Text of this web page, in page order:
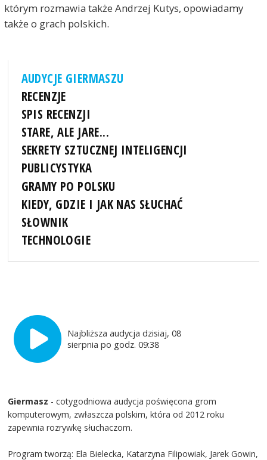
którym rozmawia także Andrzej Kutys, opowiadamy
także o grach polskich.
AUDYCJE GIERMASZU
RECENZJE
SPIS RECENZJI
STARE, ALE JARE...
SEKRETY SZTUCZNEJ INTELIGENCJI
PUBLICYSTYKA
GRAMY PO POLSKU
KIEDY, GDZIE I JAK NAS SŁUCHAĆ
SŁOWNIK
TECHNOLOGIE
Najbliższa audycja dzisiaj, 08
sierpnia po godz. 09:38
Giermasz - cotygodniowa audycja poświęcona grom
komputerowym, zwłaszcza polskim, która od 2012 roku
zapewnia rozrywkę słuchaczom.
Program tworzą: Ela Bielecka, Katarzyna Filipowiak, Jarek Gowin,